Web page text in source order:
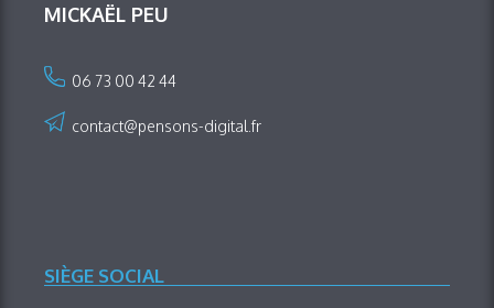
MICKAËL PEU
06 73 00 42 44
contact@pensons-digital.fr
SIÈGE SOCIAL